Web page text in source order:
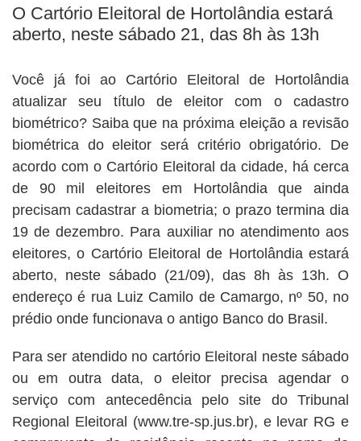
O Cartório Eleitoral de Hortolândia estará
aberto, neste sábado 21, das 8h às 13h
Você já foi ao Cartório Eleitoral de Hortolândia
atualizar seu título de eleitor com o cadastro
biométrico? Saiba que na próxima eleição a revisão
biométrica do eleitor será critério obrigatório. De
acordo com o Cartório Eleitoral da cidade, há cerca
de 90 mil eleitores em Hortolândia que ainda
precisam cadastrar a biometria; o prazo termina dia
19 de dezembro. Para auxiliar no atendimento aos
eleitores, o Cartório Eleitoral de Hortolândia estará
aberto, neste sábado (21/09), das 8h às 13h. O
endereço é rua Luiz Camilo de Camargo, nº 50, no
prédio onde funcionava o antigo Banco do Brasil.
Para ser atendido no cartório Eleitoral neste sábado
ou em outra data, o eleitor precisa agendar o
serviço com antecedência pelo site do Tribunal
Regional Eleitoral (www.tre-sp.jus.br), e levar RG e